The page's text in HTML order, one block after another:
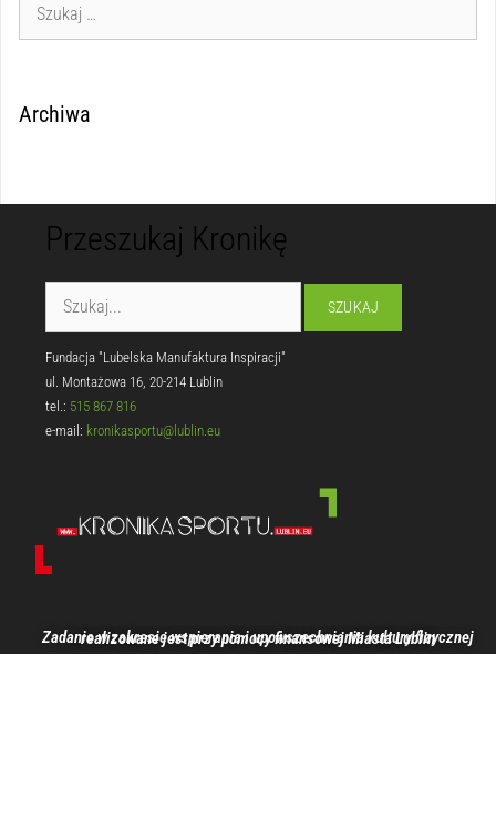
Archiwa
Przeszukaj Kronikę
Fundacja "Lubelska Manufaktura Inspiracji"
ul. Montażowa 16, 20-214 Lublin
tel.: 515 867 816
e-mail: kronikasportu@lublin.eu
Zadanie w zakresie wspierania i upowszechniania kultury fizycznej realizowane jest przy pomocy finansowej Miasta Lublin